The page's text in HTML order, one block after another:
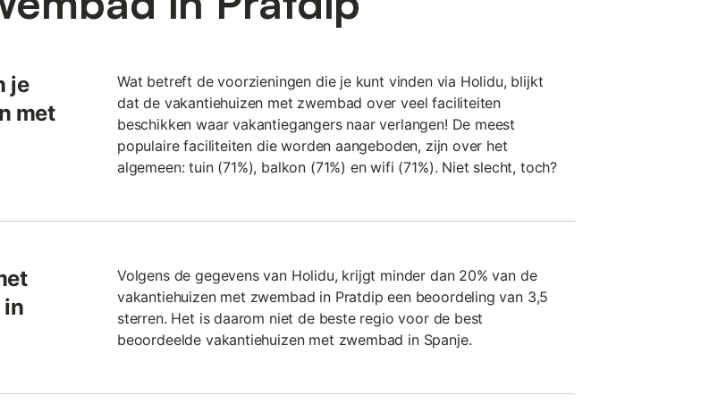
je
met
Wat betreft de voorzieningen die je kunt vinden via Holidu, blijkt
dat de vakantiehuizen met zwembad over veel faciliteiten
beschikken waar vakantiegangers naar verlangen! De meest
populaire faciliteiten die worden aangeboden, zijn over het
algemeen: tuin (71%), balkon (71%) en wifi (71%). Niet slecht, toch?
in
Volgens de gegevens van Holidu, krijgt minder dan 20% van de
vakantiehuizen met zwembad in Pratdip een beoordeling van 3,5
sterren. Het is daarom niet de beste regio voor de best
beoordeelde vakantiehuizen met zwembad in Spanje.